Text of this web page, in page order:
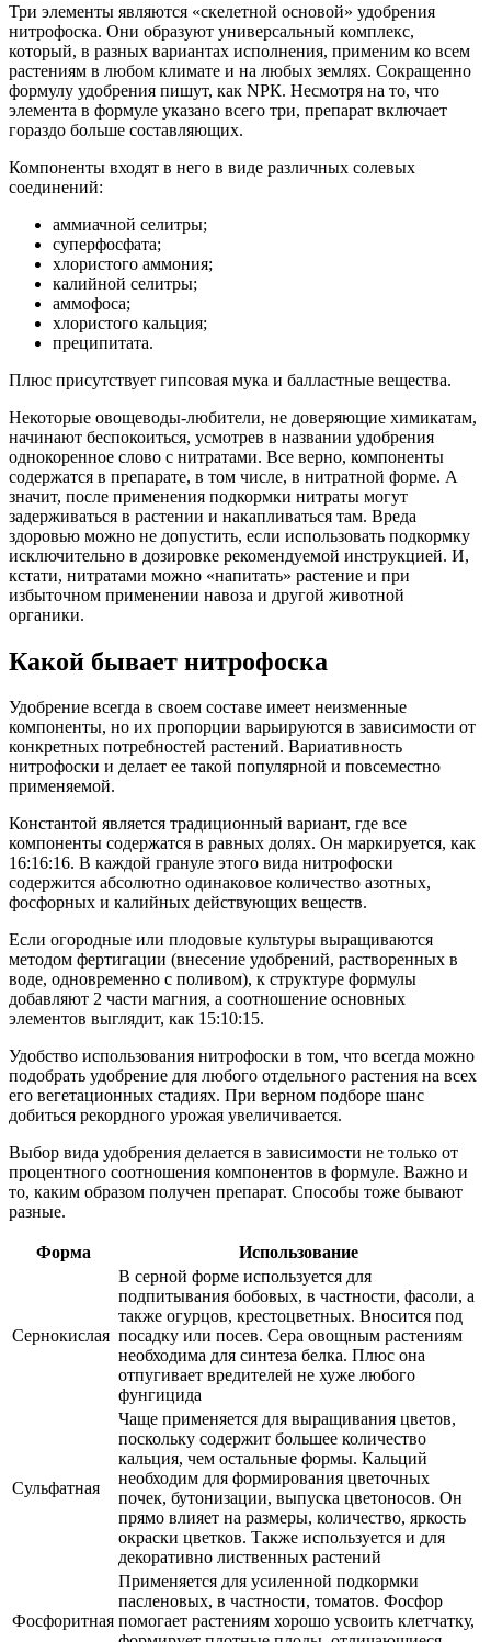
Три элементы являются «скелетной основой» удобрения
нитрофоска. Они образуют универсальный комплекс,
который, в разных вариантах исполнения, применим ко всем
растениям в любом климате и на любых землях. Сокращенно
формулу удобрения пишут, как NРК. Несмотря на то, что
элемента в формуле указано всего три, препарат включает
гораздо больше составляющих.
Компоненты входят в него в виде различных солевых
соединений:
аммиачной селитры;
суперфосфата;
хлористого аммония;
калийной селитры;
аммофоса;
хлористого кальция;
преципитата.
Плюс присутствует гипсовая мука и балластные вещества.
Некоторые овощеводы-любители, не доверяющие химикатам,
начинают беспокоиться, усмотрев в названии удобрения
однокоренное слово с нитратами. Все верно, компоненты
содержатся в препарате, в том числе, в нитратной форме. А
значит, после применения подкормки нитраты могут
задерживаться в растении и накапливаться там. Вреда
здоровью можно не допустить, если использовать подкормку
исключительно в дозировке рекомендуемой инструкцией. И,
кстати, нитратами можно «напитать» растение и при
избыточном применении навоза и другой животной
органики.
Какой бывает нитрофоска
Удобрение всегда в своем составе имеет неизменные
компоненты, но их пропорции варьируются в зависимости от
конкретных потребностей растений. Вариативность
нитрофоски и делает ее такой популярной и повсеместно
применяемой.
Константой является традиционный вариант, где все
компоненты содержатся в равных долях. Он маркируется, как
16:16:16. В каждой грануле этого вида нитрофоски
содержится абсолютно одинаковое количество азотных,
фосфорных и калийных действующих веществ.
Если огородные или плодовые культуры выращиваются
методом фертигации (внесение удобрений, растворенных в
воде, одновременно с поливом), к структуре формулы
добавляют 2 части магния, а соотношение основных
элементов выглядит, как 15:10:15.
Удобство использования нитрофоски в том, что всегда можно
подобрать удобрение для любого отдельного растения на всех
его вегетационных стадиях. При верном подборе шанс
добиться рекордного урожая увеличивается.
Выбор вида удобрения делается в зависимости не только от
процентного соотношения компонентов в формуле. Важно и
то, каким образом получен препарат. Способы тоже бывают
разные.
Форма Использование
Сернокислая
В серной форме используется для
подпитывания бобовых, в частности, фасоли, а
также огурцов, крестоцветных. Вносится под
посадку или посев. Сера овощным растениям
необходима для синтеза белка. Плюс она
отпугивает вредителей не хуже любого
фунгицида
Сульфатная
Чаще применяется для выращивания цветов,
поскольку содержит большее количество
кальция, чем остальные формы. Кальций
необходим для формирования цветочных
почек, бутонизации, выпуска цветоносов. Он
прямо влияет на размеры, количество, яркость
окраски цветков. Также используется и для
декоративно лиственных растений
Фосфоритная
Применяется для усиленной подкормки
пасленовых, в частности, томатов. Фосфор
помогает растениям хорошо усвоить клетчатку,